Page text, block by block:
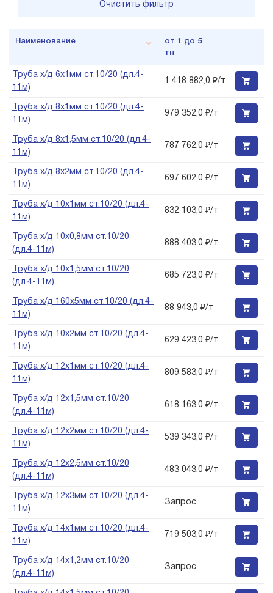
Очистить фильтр
Наименование
от 1 до 5
тн
Труба х/д 6х1мм ст.10/20 (дл.4-
11м)
1 418 882,0 ₽/т
Труба х/д 8х1мм ст.10/20 (дл.4-
11м)
979 352,0 ₽/т
Труба х/д 8х1,5мм ст.10/20 (дл.4-
11м)
787 762,0 ₽/т
Труба х/д 8х2мм ст.10/20 (дл.4-
11м)
697 602,0 ₽/т
Труба х/д 10х1мм ст.10/20 (дл.4-
11м)
832 103,0 ₽/т
Труба х/д 10х0,8мм ст.10/20
(дл.4-11м)
888 403,0 ₽/т
Труба х/д 10х1,5мм ст.10/20
(дл.4-11м)
685 723,0 ₽/т
Труба х/д 160х5мм ст.10/20 (дл.4-
11м)
88 943,0 ₽/т
Труба х/д 10х2мм ст.10/20 (дл.4-
11м)
629 423,0 ₽/т
Труба х/д 12х1мм ст.10/20 (дл.4-
11м)
809 583,0 ₽/т
Труба х/д 12х1,5мм ст.10/20
(дл.4-11м)
618 163,0 ₽/т
Труба х/д 12х2мм ст.10/20 (дл.4-
11м)
539 343,0 ₽/т
Труба х/д 12х2,5мм ст.10/20
(дл.4-11м)
483 043,0 ₽/т
Труба х/д 12х3мм ст.10/20 (дл.4-
11м)
Запрос
Труба х/д 14х1мм ст.10/20 (дл.4-
11м)
719 503,0 ₽/т
Труба х/д 14х1,2мм ст.10/20
(дл.4-11м)
Запрос